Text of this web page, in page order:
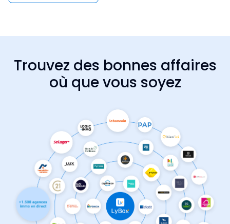
Trouvez des bonnes affaires
où que vous soyez